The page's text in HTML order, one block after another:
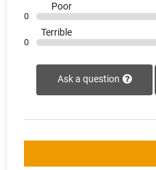
Poor
0
Terrible
0